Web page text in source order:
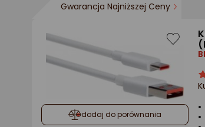
Gwarancja Najniższej Ceny
dodaj do porównania